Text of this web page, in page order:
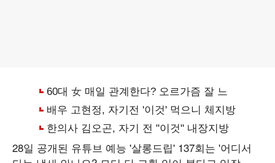
28일 공개된 유튜브 예능 '살롱드립' 137회는 '어디서